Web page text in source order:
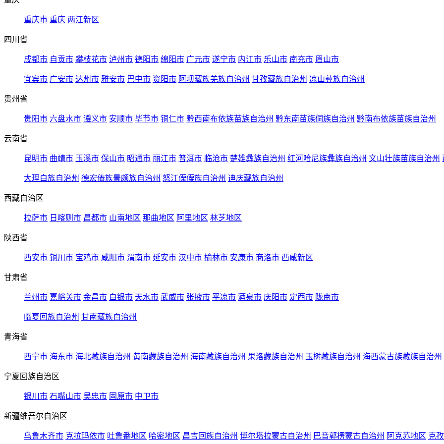
重庆市 重庆 两江新区
四川省
成都市 自贡市 攀枝花市 泸州市 德阳市 绵阳市 广元市 遂宁市 内江市 乐山市 南充市 眉山市
宜宾市 广安市 达州市 雅安市 巴中市 资阳市 阿坝藏族羌族自治州 甘孜藏族自治州 凉山彝族自治州
贵州省
贵阳市 六盘水市 遵义市 安顺市 毕节市 铜仁市 黔西南布依族苗族自治州 黔东南苗族侗族自治州 黔南布依族苗族自治州
云南省
昆明市 曲靖市 玉溪市 保山市 昭通市 丽江市 普洱市 临沧市 楚雄彝族自治州 红河哈尼族彝族自治州 文山壮族苗族自治州
大理白族自治州 德宏傣族景颇族自治州 怒江傈僳族自治州 迪庆藏族自治州
西藏自治区
拉萨市 日喀则市 昌都市 山南地区 那曲地区 阿里地区 林芝地区
陕西省
西安市 铜川市 宝鸡市 咸阳市 渭南市 延安市 汉中市 榆林市 安康市 商洛市 西咸新区
甘肃省
兰州市 嘉峪关市 金昌市 白银市 天水市 武威市 张掖市 平凉市 酒泉市 庆阳市 定西市 陇南市
临夏回族自治州 甘南藏族自治州
青海省
西宁市 海东市 海北藏族自治州 黄南藏族自治州 海南藏族自治州 果洛藏族自治州 玉树藏族自治州 海西蒙古族藏族自治州
宁夏回族自治区
银川市 石嘴山市 吴忠市 固原市 中卫市
新疆维吾尔自治区
乌鲁木齐市 克拉玛依市 吐鲁番地区 哈密地区 昌吉回族自治州 博尔塔拉蒙古自治州 巴音郭楞蒙古自治州 阿克苏地区 克